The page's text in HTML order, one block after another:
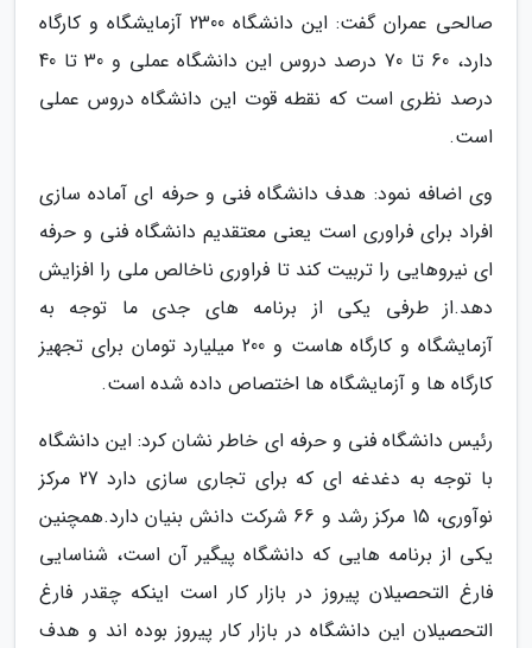
صالحی عمران گفت: این دانشگاه 2300 آزمایشگاه و کارگاه
دارد، 60 تا 70 درصد دروس این دانشگاه عملی و 30 تا 40
درصد نظری است که نقطه قوت این دانشگاه دروس عملی
است.
وی اضافه نمود: هدف دانشگاه فنی و حرفه ای آماده سازی
افراد برای فراوری است یعنی معتقدیم دانشگاه فنی و حرفه
ای نیروهایی را تربیت کند تا فراوری ناخالص ملی را افزایش
دهد.از طرفی یکی از برنامه های جدی ما توجه به
آزمایشگاه و کارگاه هاست و 200 میلیارد تومان برای تجهیز
کارگاه ها و آزمایشگاه ها اختصاص داده شده است.
رئیس دانشگاه فنی و حرفه ای خاطر نشان کرد: این دانشگاه
با توجه به دغدغه ای که برای تجاری سازی دارد 27 مرکز
نوآوری، 15 مرکز رشد و 66 شرکت دانش بنیان دارد.همچنین
یکی از برنامه هایی که دانشگاه پیگیر آن است، شناسایی
فارغ التحصیلان پیروز در بازار کار است اینکه چقدر فارغ
التحصیلان این دانشگاه در بازار کار پیروز بوده اند و هدف